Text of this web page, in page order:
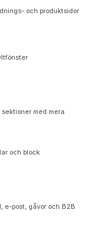
och produktsidor
med mera
och block
e-post, gåvor och B2B